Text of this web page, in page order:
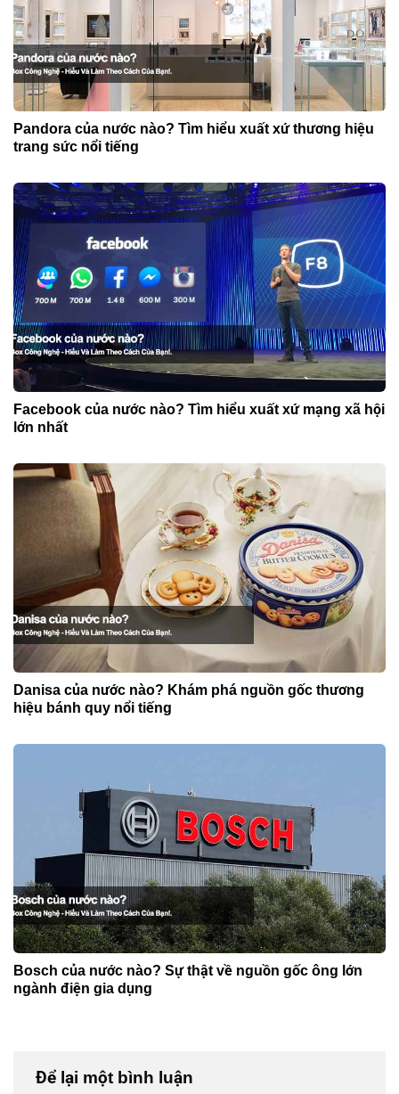
Pandora của nước nào? Tìm hiểu xuất xứ thương hiệu
trang sức nổi tiếng
Facebook của nước nào? Tìm hiểu xuất xứ mạng xã hội
lớn nhất
Danisa của nước nào? Khám phá nguồn gốc thương
hiệu bánh quy nổi tiếng
Bosch của nước nào? Sự thật về nguồn gốc ông lớn
ngành điện gia dụng
Để lại một bình luận